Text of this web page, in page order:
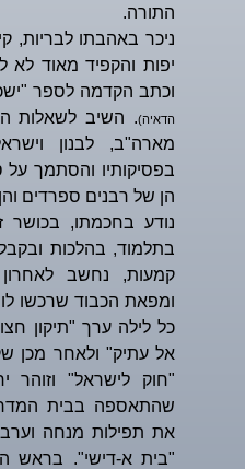
התורה.
ניכר באהבתו לבריות,
יפות והקפיד מאוד לא
וכתב הקדמה לספר
הדאיה). השיב לשאלות
מארה"ב, לבנון
בפסיקותיו והסתמך
הן של רבנים ספרדים
נודע בחכמתו, בכושר
בתלמוד, בהלכות
קמעות, נחשב
ומפאת הכבוד שרכשו לו
כל לילה ערך "תיקון
אל עתיק" ולאחר מכן
"חוק לישראל" וזוהר
שהתאספה בבית
את תפילות מנחה
"בית א-דישי". בראש